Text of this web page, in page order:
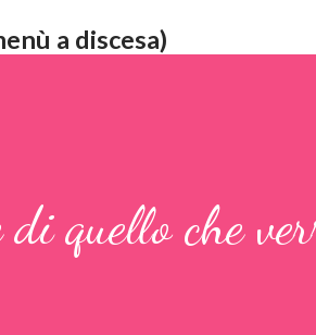
a discesa)
quello che